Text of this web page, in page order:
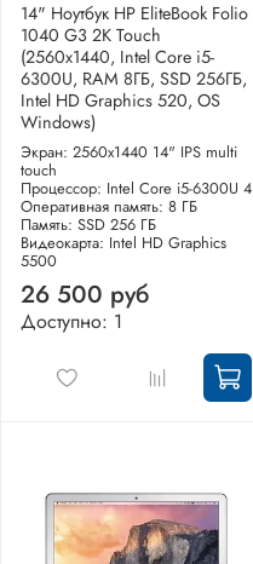
14" Ноутбук HP EliteBook Folio
1040 G3 2K Touch
(2560x1440, Intel Core i5-
6300U, RAM 8ГБ, SSD 256ГБ,
Intel HD Graphics 520, OS
Windows)
Экран: 2560x1440 14" IPS multi
touch
Процессор: Intel Core i5-6300U 4
Оперативная память: 8 ГБ
Память: SSD 256 ГБ
Видеокарта: Intel HD Graphics
5500
26 500 руб
Доступно: 1